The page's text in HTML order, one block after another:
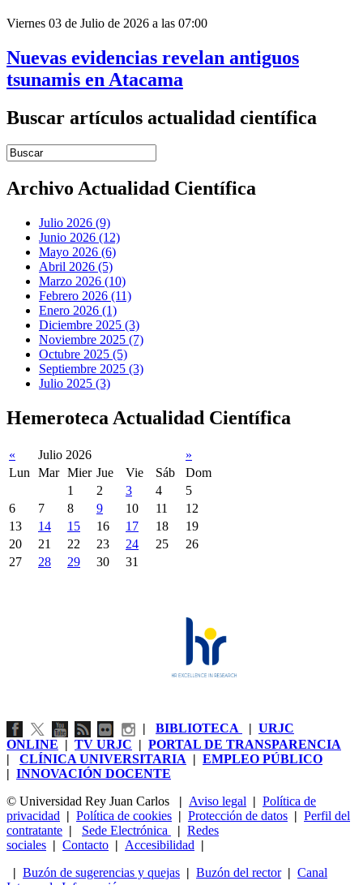
Viernes 03 de Julio de 2026 a las 07:00
Nuevas evidencias revelan antiguos
tsunamis en Atacama
Buscar artículos actualidad científica
Introduce términos de búsqueda
Archivo Actualidad Científica
Julio 2026 (9)
Junio 2026 (12)
Mayo 2026 (6)
Abril 2026 (5)
Marzo 2026 (10)
Febrero 2026 (11)
Enero 2026 (1)
Diciembre 2025 (3)
Noviembre 2025 (7)
Octubre 2025 (5)
Septiembre 2025 (3)
Julio 2025 (3)
Hemeroteca Actualidad Científica
« Julio 2026
»
Lun
Mar Mier Jue Vie Sáb
Dom
1
2 3 4
5
6
7 8 9 10 11
12
13
14 15 16 17 18
19
20
21 22 23 24 25
26
27
28 29 30 31
| BIBLIOTECA | URJC
ONLINE | TV URJC | PORTAL DE TRANSPARENCIA
| CLÍNICA UNIVERSITARIA | EMPLEO PÚBLICO
| INNOVACIÓN DOCENTE
© Universidad Rey Juan Carlos
| Aviso legal | Política de
privacidad | Política de cookies | Protección de datos | Perfil del
contratante | Sede Electrónica | Redes
sociales | Contacto | Accesibilidad |
| Buzón de sugerencias y quejas | Buzón del rector| Canal